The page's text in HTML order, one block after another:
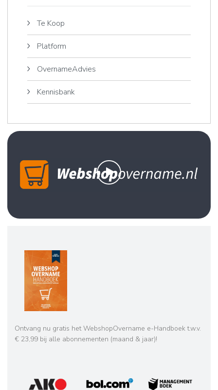
Te Koop
Platform
OvernameAdvies
Kennisbank
Ontvang nu gratis het WebshopOvername e-Handboek t.w.v.
€ 23,99 bij alle abonnementen (maand & jaar)!